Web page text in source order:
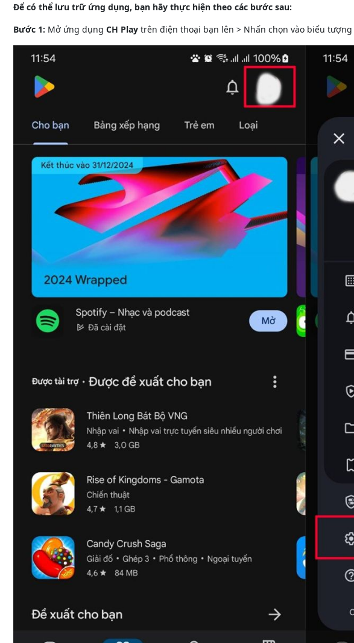
Để có thể lưu trữ ứng dụng, bạn hãy thực hiện theo các bước sau:
Bước 1: Mở ứng dụng CH Play trên điện thoại bạn lên > Nhấn chọn vào biểu tượng